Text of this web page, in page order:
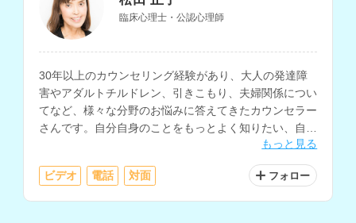
臨床心理士・公認心理師
30年以上のカウンセリング経験があり、大人の発達障
害やアダルトチルドレン、引きこもり、夫婦関係につい
てなど、様々な分野のお悩みに答えてきたカウンセラー
さんです。自分自身のことをもっとよく知りたい、自分
らしく生きたいと考えている方にもおすすめです。
もっと見る
ビデオ 電話 対面 フォロー